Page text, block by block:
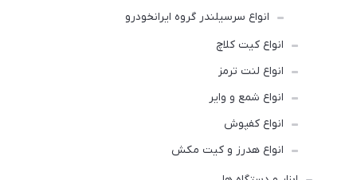
انواع سرسیلندر گروه ایرانخودرو
انواع کیت کلاچ
انواع لنت ترمز
انواع شمع و وایر
انواع کفپوش
انواع هدرز و کیت مکش